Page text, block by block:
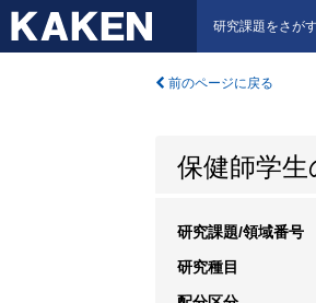
研究課題をさが
前のページに戻る
保健師学
研究課題/領域番号
研究種目